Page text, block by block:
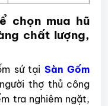
chọn mua hũ
chất lượng,
sứ tại Sàn Gốm
thợ thủ công
tra nghiêm ngặt,